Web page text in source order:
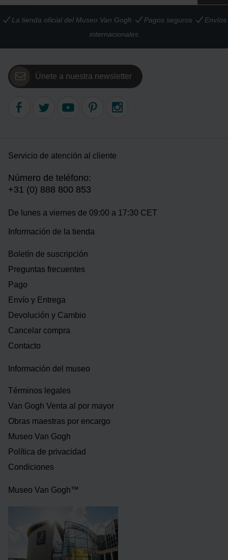
La tienda oficial del Museo Van Gogh Pagos seguros
Envíos
internacionales
Únete a nuestra newsletter
Servicio de atención al cliente
Número de teléfono:
+31 (0) 888 800 853
De lunes a viernes de 09:00 a 17:30 CET
Información de la tienda
Boletín de suscripción
Preguntas frecuentes
Pago
Envío y Entrega
Devolución y Cambio
Cancelar compra
Contacto
Información del museo
Términos legales
Van Gogh Venta al por mayor
Obras maestras por encargo
Museo Van Gogh
Política de privacidad
Condiciones
Museo Van Gogh™